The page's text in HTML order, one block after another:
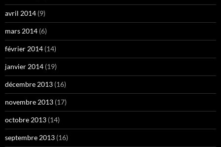
avril 2014 (9)
mars 2014 (6)
février 2014 (14)
janvier 2014 (19)
décembre 2013 (16)
novembre 2013 (17)
octobre 2013 (14)
septembre 2013 (16)